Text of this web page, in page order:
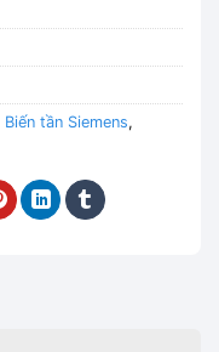
Biến tần Siemens,